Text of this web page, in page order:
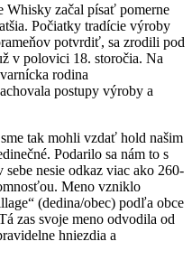
Whisky začal písať pomerne
Počiatky tradície výroby
potvrdiť, sa zrodili pod
v polovici 18. storočia. Na
rodina
postupy výroby a
tak mohli vzdať hold našim
Podarilo sa nám to s
nesie odkaz viac ako 260-
Meno vzniklo
(dedina/obec) podľa obce
zas svoje meno odvodila od
hniezdia a